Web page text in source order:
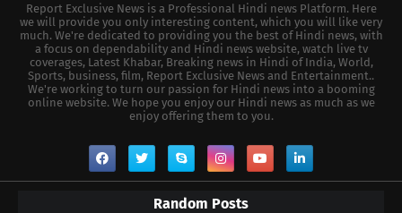
Report Exclusive News is a Professional Hindi news Platform. Here
we will provide you only interesting content, which you will like very
much. We're dedicated to providing you the best of Hindi news, with
a focus on dependability and Hindi news website, watch live tv
coverages, Latest Khabar, Breaking news in Hindi of India, World,
Sports, business, film, Report Exclusive News and Entertainment..
We're working to turn our passion for Hindi news into a booming
online website. We hope you enjoy our Hindi news as much as we
enjoy offering them to you.
Random Posts